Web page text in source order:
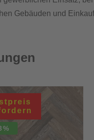
Gebäuden und